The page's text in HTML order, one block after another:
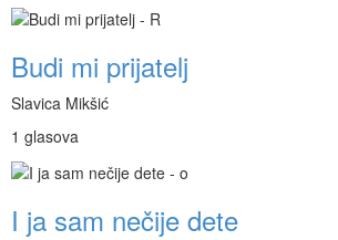
Budi mi prijatelj
Slavica Mikšić
1 glasova
I ja sam nečije dete